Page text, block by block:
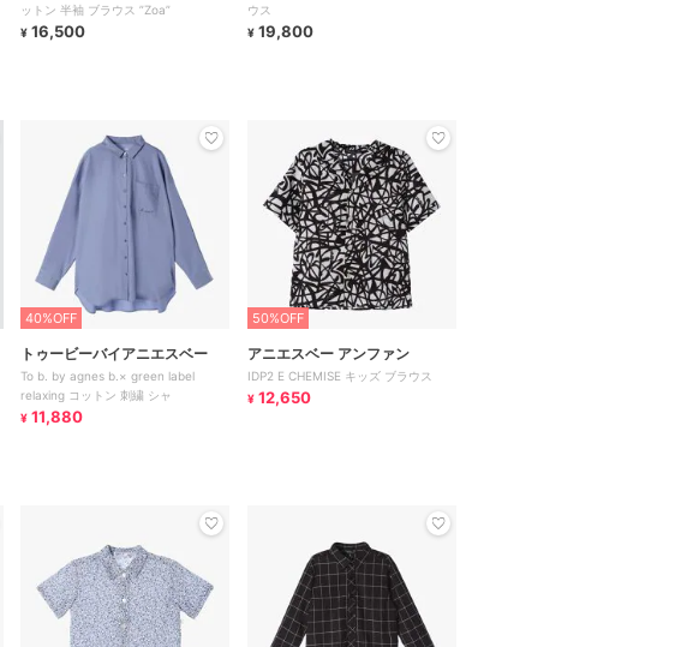
ットン 半袖 ブラウス ”Zoa”
¥ 16,500
ウス
¥ 19,800
40%OFF
トゥービーバイアニエスベー
To b. by agnes b.× green label
relaxing コットン 刺繍 シャ
¥ 11,880
50%OFF
アニエスベー アンファン
IDP2 E CHEMISE キッズ ブラウス
¥ 12,650